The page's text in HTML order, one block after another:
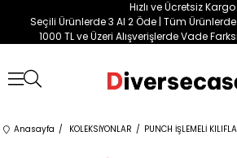
Hızlı ve Ücretsiz Kargo
Seçili Ürünlerde 3 Al 2 Öde | Tüm
1000 TL ve Üzeri Alışverişlerde Vade
Anasayfa KOLEKSİYONLAR PUNCH İŞLEMELİ